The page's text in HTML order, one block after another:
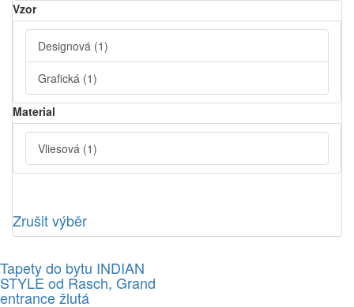
Vzor
Designová (1)
Grafická (1)
Material
Vliesová (1)
Zrušit výběr
Tapety do bytu INDIAN
STYLE od Rasch, Grand
entrance žlutá